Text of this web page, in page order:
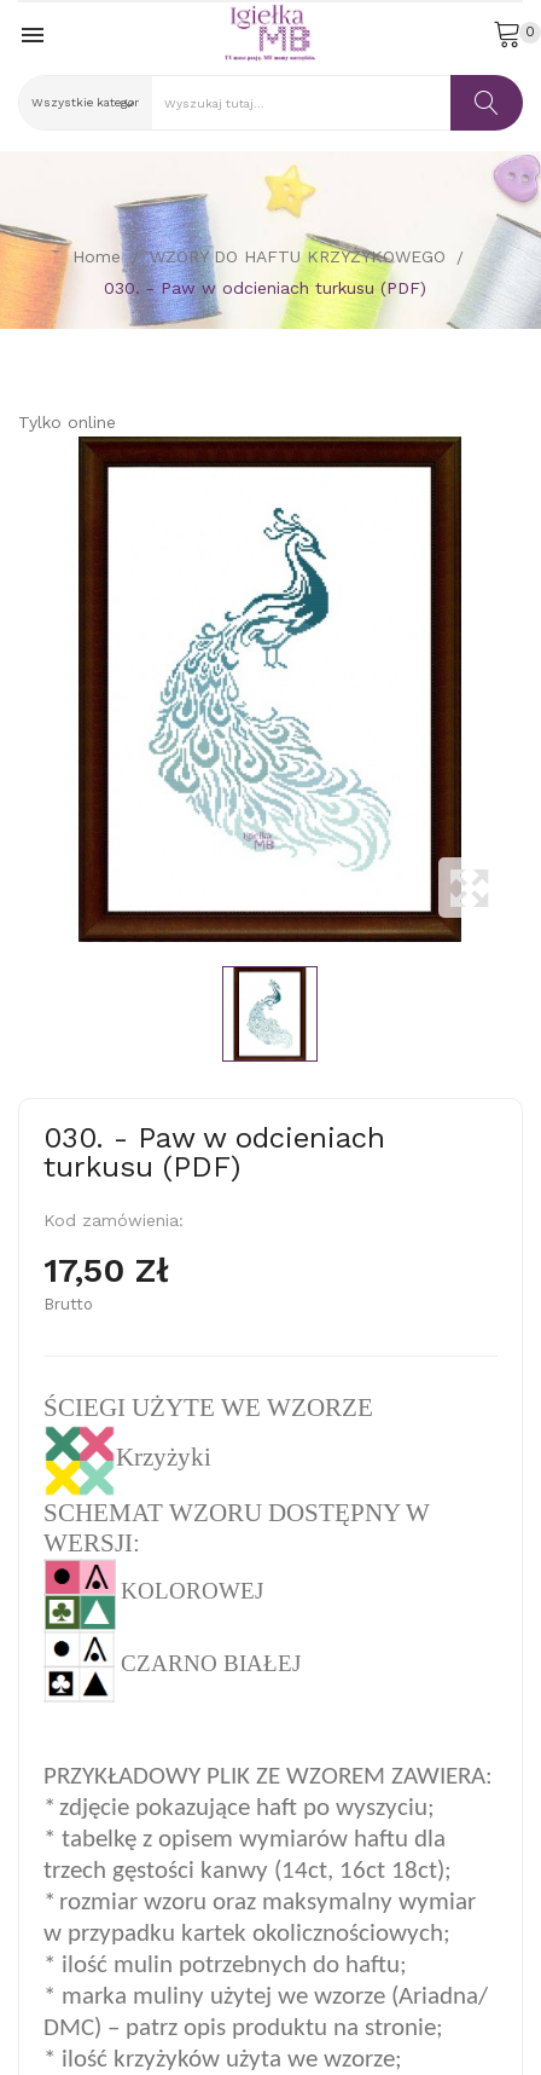
 0
Home
WZORY DO HAFTU KRZYŻYKOWEGO
030. - Paw w odcieniach turkusu (PDF)
Tylko online
030. - Paw w odcieniach
turkusu (PDF)
Kod zamówienia:
17,50 Zł
Brutto
ŚCIEGI UŻYTE WE WZORZE
Krzyżyki
SCHEMAT WZORU DOSTĘPNY W
WERSJI:
KOLOROWEJ
CZARNO BIAŁEJ
PRZYKŁADOWY PLIK ZE WZOREM ZAWIERA:
* zdjęcie pokazujące haft po wyszyciu;
* tabelkę z opisem wymiarów haftu dla
trzech gęstości kanwy (14ct, 16ct 18ct);
* rozmiar wzoru oraz maksymalny wymiar
w przypadku kartek okolicznościowych;
* ilość mulin potrzebnych do haftu;
* marka muliny użytej we wzorze (Ariadna/
DMC) – patrz opis produktu na stronie;
* ilość krzyżyków użyta we wzorze;